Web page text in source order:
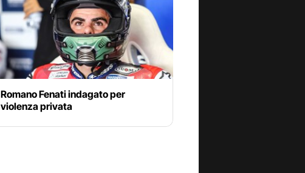
Romano Fenati indagato per
violenza privata